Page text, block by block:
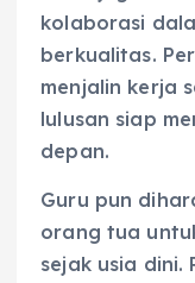
kolaborasi
berkualitas.
menjalin kerja
lulusan siap
depan.
Guru pun
orang tua
sejak usia dini.